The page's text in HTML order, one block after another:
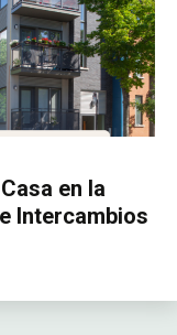
en la
Intercambios